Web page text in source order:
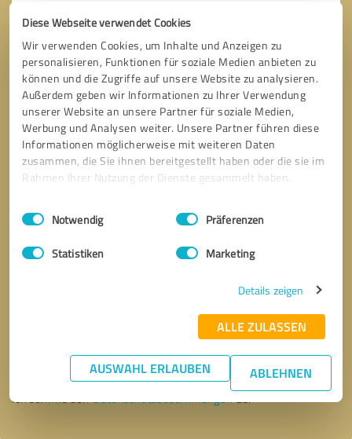
Diese Webseite verwendet Cookies
Wir verwenden Cookies, um Inhalte und Anzeigen zu
personalisieren, Funktionen für soziale Medien anbieten zu
können und die Zugriffe auf unsere Website zu analysieren.
Außerdem geben wir Informationen zu Ihrer Verwendung
unserer Website an unsere Partner für soziale Medien,
Werbung und Analysen weiter. Unsere Partner führen diese
Informationen möglicherweise mit weiteren Daten
zusammen, die Sie ihnen bereitgestellt haben oder die sie im
Rahmen Ihrer Nutzung der Dienste gesammelt haben.
Impressum Datenschutzbestimmungen
Einwilligungsauswahl
Notwendig Präferenzen
Statistiken Marketing
Details zeigen
ALLE ZULASSEN
AUSWAHL ERLAUBEN ABLEHNEN
* Erforderliche Angaben
Nachricht senden
Ich stimme denDatenschutzbestimmungenzu.